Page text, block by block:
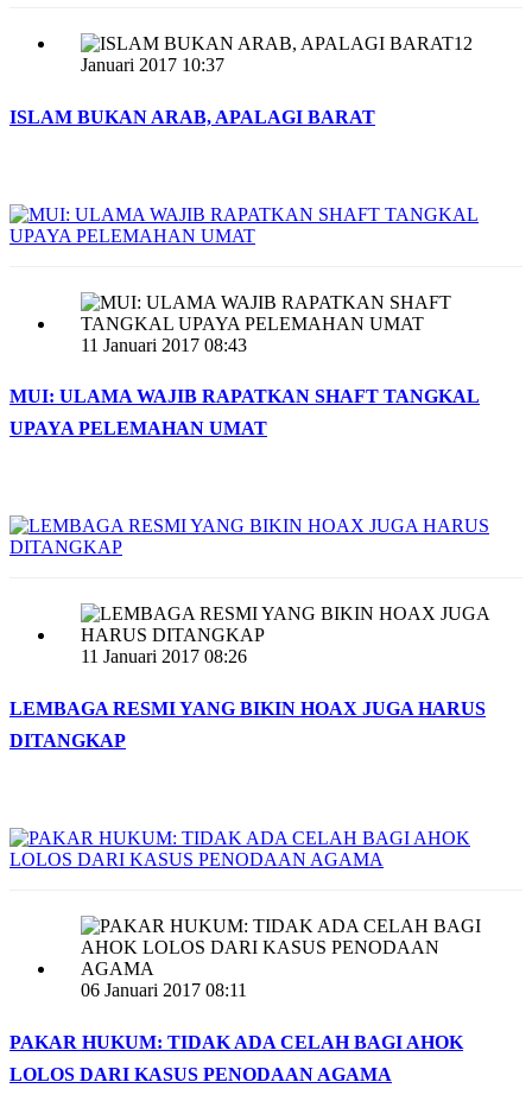
12
Januari 2017 10:37
ISLAM BUKAN ARAB, APALAGI BARAT
11 Januari 2017 08:43
MUI: ULAMA WAJIB RAPATKAN SHAFT TANGKAL
UPAYA PELEMAHAN UMAT
11 Januari 2017 08:26
LEMBAGA RESMI YANG BIKIN HOAX JUGA HARUS
DITANGKAP
06 Januari 2017 08:11
PAKAR HUKUM: TIDAK ADA CELAH BAGI AHOK
LOLOS DARI KASUS PENODAAN AGAMA